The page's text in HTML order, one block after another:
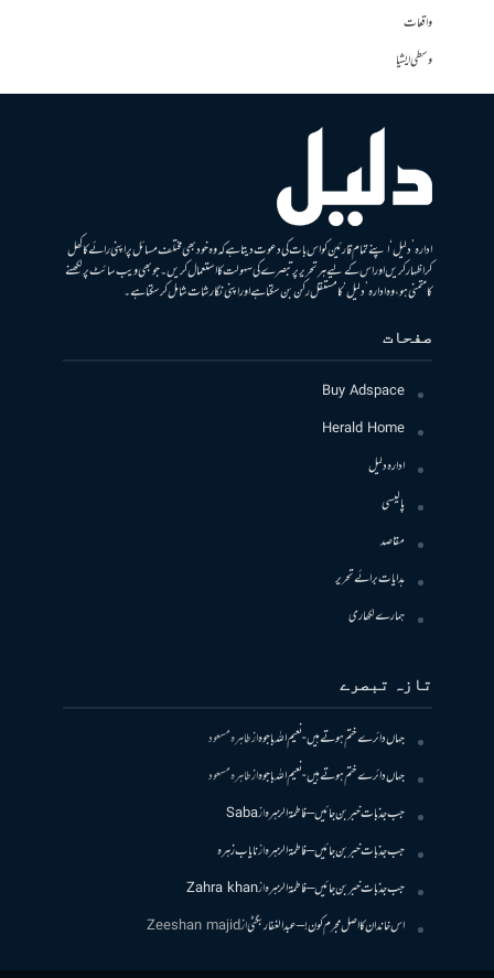
واقعات
وسطی ایشیا
ادارہ ’دلیل‘ اپنے تمام قارئین کو اس بات کی دعوت دیتا ہے کہ وہ خود بھی مختلف مسائل پر اپنی رائے کا کھل
کر اظہار کریں اور اس کے لیے ہر تحریر پر تبصرے کی سہولت کا استعمال کریں۔ جو بھی ویب سائٹ پر لکھنے
کا متمنی ہو، وہ ادارہ ’دلیل‘ کا مستقل رکن بن سکتا ہے اور اپنی نگارشات شامل کرسکتا ہے۔
صفحات
Buy Adspace
Herald Home
ادارہ دلیل
پالیسی
مقاصد
ہدایات برائے تحریر
ہمارے لکھاری
تازہ تبصرے
جہاں دائرے ختم ہوتے ہیں- نعیم اللہ باجوہازطاہرہ مسعود
جہاں دائرے ختم ہوتے ہیں- نعیم اللہ باجوہازطاہرہ مسعود
جب جذبات خبر بن جائیں – فاطمۃالزہرہازSaba
جب جذبات خبر بن جائیں – فاطمۃالزہرہازنایاب زہرہ
جب جذبات خبر بن جائیں – فاطمۃالزہرہازZahra khan
اس خاندان کا اصل مجرم کون! – عبدالغفار بگٹیازZeeshan majid